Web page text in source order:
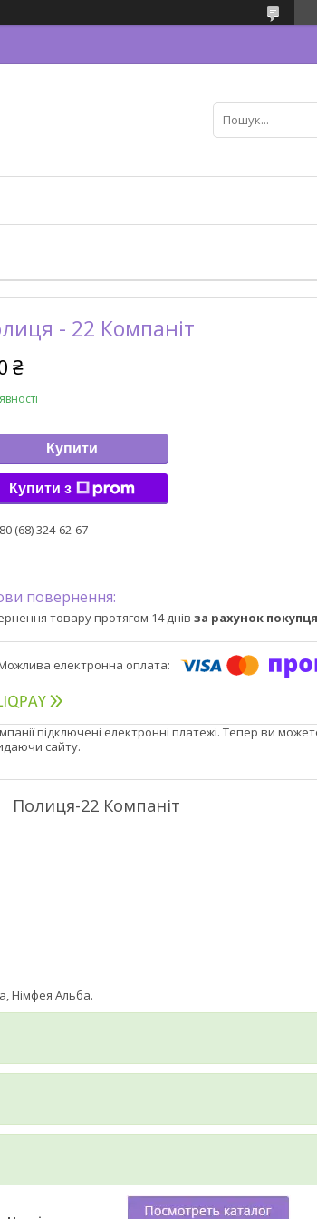
- 22 Компаніт
₴
Купити
Купити з
(68) 324-62-67
товару протягом 14 днів за рахунок покупця
підключені електронні платежі. Тепер ви
сайту.
Полиця-22 Компаніт
Німфея Альба.